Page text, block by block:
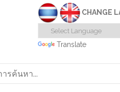
CHANGE
Translate